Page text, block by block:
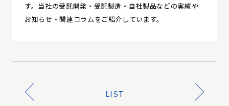
す。当社の受託開発・受託製造・自社製品などの実績や
お知らせ・関連コラムをご紹介しています。
LIST